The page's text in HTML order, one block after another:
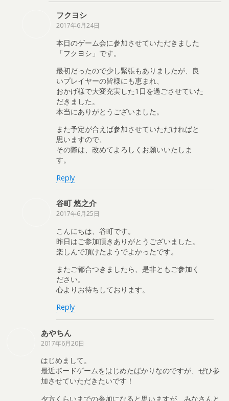
フクヨシ
2017年6月24日
本日のゲーム会に参加させていただきました
「フクヨシ」です。
最初だったので少し緊張もありましたが、良
いプレイヤーの皆様にも恵まれ、
おかげ様で大変充実した1日を過ごさせていた
だきました。
本当にありがとうございました。
また予定が合えば参加させていただければと
思いますので、
その際は、改めてよろしくお願いいたしま
す。
Reply
谷町 悠之介
2017年6月25日
こんにちは、谷町です。
昨日はご参加頂きありがとうございました。
楽しんで頂けたようでよかったです。
またご都合つきましたら、是非ともご参加く
ださい。
心よりお待ちしております。
Reply
あやちん
2017年6月20日
はじめまして。
最近ボードゲームをはじめたばかりなのですが、ぜひ参
加させていただきたいです！
夕方くらいまでの参加になると思いますが、みなさんと